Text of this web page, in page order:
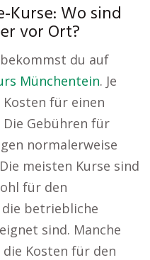
Kurse: Wo sind
vor Ort?
du auf
Münchentein. Je
für einen
Gebühren für
normalerweise
meisten Kurse sind
für den
betriebliche
sind. Manche
Kosten für den